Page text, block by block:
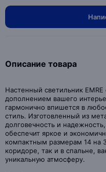
Описание товара
Настенный светильник
дополнением вашего
гармонично впишется в
стиль. Изготовленный из
долговечность и
обеспечит яркое и
компактным размерам 14 на
коридоре, так и в спальне,
уникальную атмосферу.